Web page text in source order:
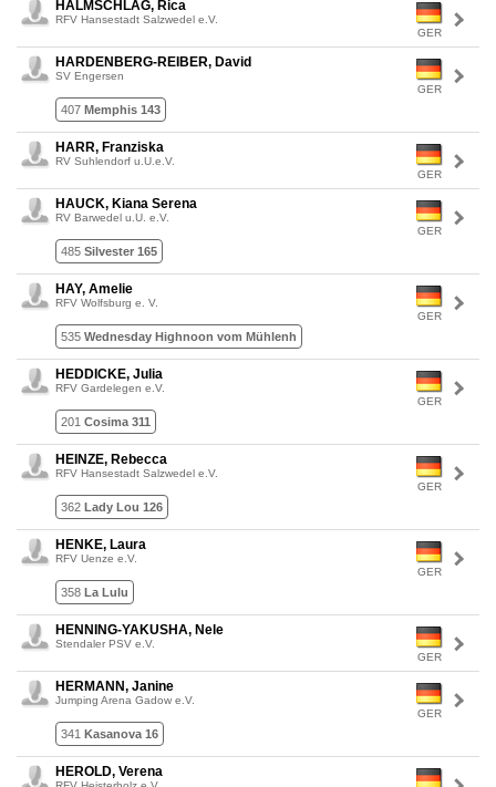
GER
HALMSCHLAG, Rica
RFV Hansestadt Salzwedel e.V.
GER
HARDENBERG-REIBER, David
SV Engersen
407 Memphis 143
GER
HARR, Franziska
RV Suhlendorf u.U.e.V.
GER
HAUCK, Kiana Serena
RV Barwedel u.U. e.V.
485 Silvester 165
GER
HAY, Amelie
RFV Wolfsburg e. V.
535 Wednesday Highnoon vom Mühlenh
GER
HEDDICKE, Julia
RFV Gardelegen e.V.
201 Cosima 311
GER
HEINZE, Rebecca
RFV Hansestadt Salzwedel e.V.
362 Lady Lou 126
GER
HENKE, Laura
RFV Uenze e.V.
358 La Lulu
GER
HENNING-YAKUSHA, Nele
Stendaler PSV e.V.
GER
HERMANN, Janine
Jumping Arena Gadow e.V.
341 Kasanova 16
HEROLD, Verena